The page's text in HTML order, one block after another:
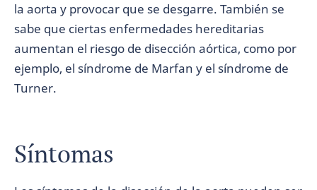
la aorta y provocar que se desgarre. También se
sabe que ciertas enfermedades hereditarias
aumentan el riesgo de disección aórtica, como por
ejemplo, el síndrome de Marfan y el síndrome de
Turner.
Síntomas